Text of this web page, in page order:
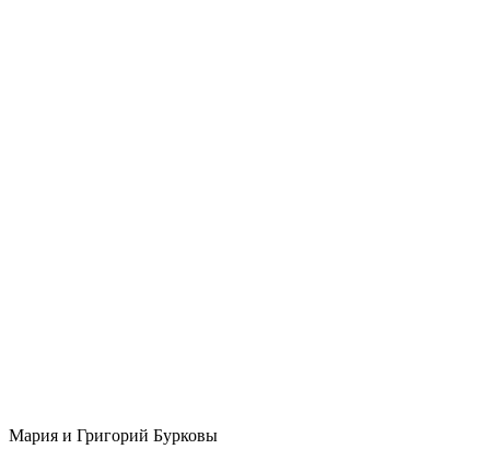
Мария и Григорий Бурковы